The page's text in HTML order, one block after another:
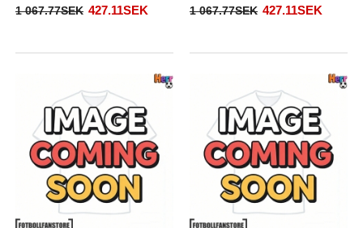
1 067.77SEK 427.11SEK 1 067.77SEK 427.11SEK